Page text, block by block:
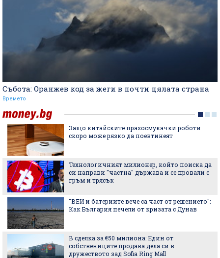
Събота: Оранжев код за жеги в почти цялата страна
Времето
Защо китайските прахосмукачки роботи
скоро може рязко да поевтинеят
Технологичният милионер, който поиска да
си направи "частна" държава и се провали с
гръм и трясък
"ВЕИ и батериите вече са част от решението":
Как България печели от кризата с Дунав
В сделка за €50 милиона: Един от
собствениците продава дела си в
дружеството зад Sofia Ring Mall